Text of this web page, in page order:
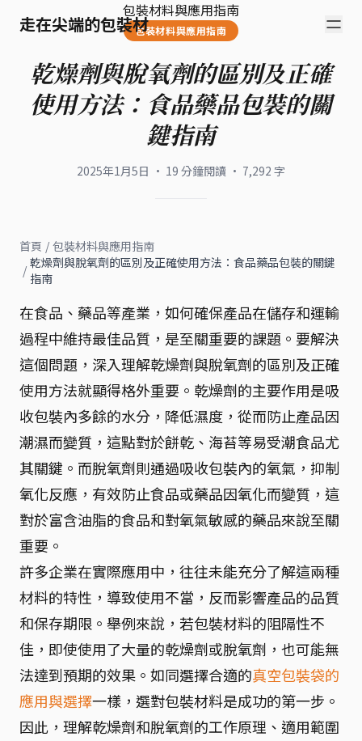
走在尖端的包裝材
包裝材料與應用指南
包裝材料與應用指南
乾燥劑與脫氧劑的區別及正確
使用方法：食品藥品包裝的關
鍵指南
2025年1月5日 · 19 分鐘閱讀 · 7,292 字
首頁 / 包裝材料與應用指南
/ 乾燥劑與脫氧劑的區別及正確使用方法：食品藥品包裝的關鍵
指南
在食品、藥品等產業，如何確保產品在儲存和運輸
過程中維持最佳品質，是至關重要的課題。要解決
這個問題，深入理解乾燥劑與脫氧劑的區別及正確
使用方法就顯得格外重要。乾燥劑的主要作用是吸
收包裝內多餘的水分，降低濕度，從而防止產品因
潮濕而變質，這點對於餅乾、海苔等易受潮食品尤
其關鍵。而脫氧劑則通過吸收包裝內的氧氣，抑制
氧化反應，有效防止食品或藥品因氧化而變質，這
對於富含油脂的食品和對氧氣敏感的藥品來說至關
重要。
許多企業在實際應用中，往往未能充分了解這兩種
材料的特性，導致使用不當，反而影響產品的品質
和保存期限。舉例來說，若包裝材料的阻隔性不
佳，即使使用了大量的乾燥劑或脫氧劑，也可能無
法達到預期的效果。如同選擇合適的真空包裝袋的
應用與選擇一樣，選對包裝材料是成功的第一步。
因此，理解乾燥劑和脫氧劑的工作原理、適用範圍